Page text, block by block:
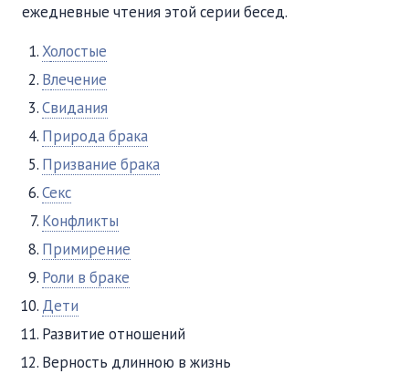
ежедневные чтения этой серии бесед.
Холостые
Влечение
Свидания
Природа брака
Призвание брака
Секс
Конфликты
Примирение
Роли в браке
Дети
Развитие отношений
Верность длинною в жизнь